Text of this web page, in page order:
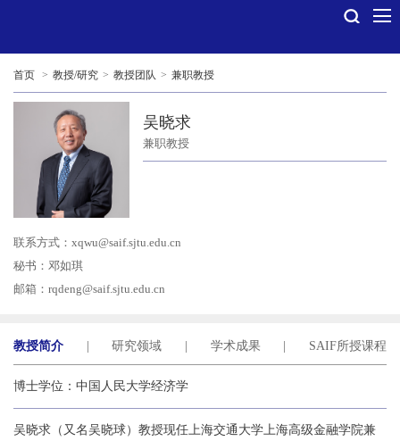
首页 > 教授/研究 > 教授团队 > 兼职教授
吴晓求
兼职教授
联系方式： xqwu@saif.sjtu.edu.cn
秘书：邓如琪
邮箱： rqdeng@saif.sjtu.edu.cn
教授简介 研究领域 学术成果 SAIF所授课程
博士学位：中国人民大学经济学
吴晓求（又名吴晓球）教授现任上海交通大学上海高级金融学院兼